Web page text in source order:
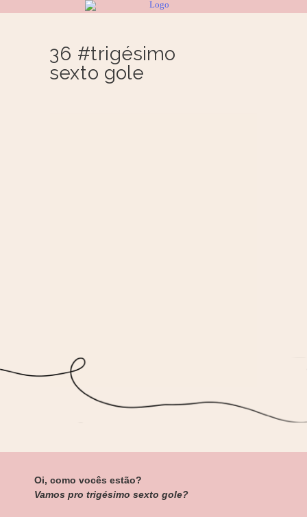
36 #trigésimo
sexto gole
Oi, como vocês estão?
Vamos pro trigésimo sexto gole?